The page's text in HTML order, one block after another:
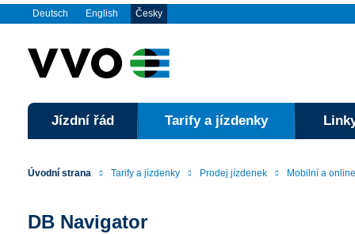
Deutsch English Česky
Jízdní řád Tarify a jízdenky
Úvodní strana Tarify a jízdenky Prodej jízdenek Mobilní a
DB Navigator